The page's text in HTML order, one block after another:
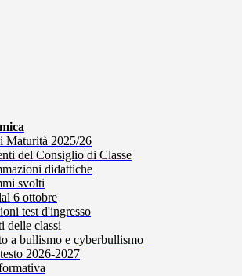
Maturità 2025/26
del Consiglio di Classe
didattiche
svolti
6 ottobre
test d'ingresso
delle classi
a bullismo e cyberbullismo
2026-2027